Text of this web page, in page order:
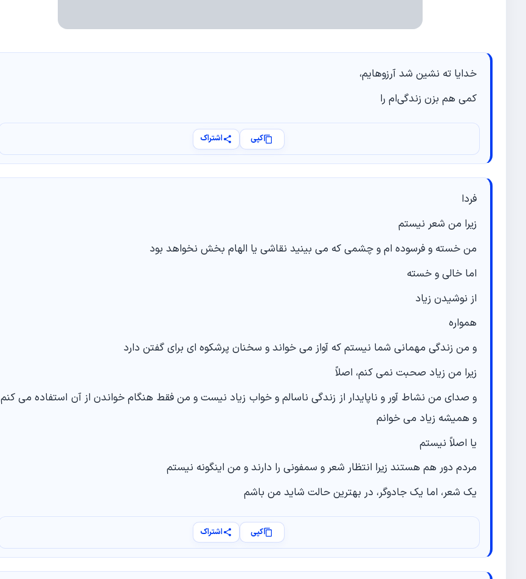
خدایا ته نشین شد آرزوهایم،
کمی هم بزن زندگی‌ام را
کپی اشتراک
فردا
زیرا من شعر نیستم
من خسته و فرسوده ام و چشمی که می بینید نقاشی یا الهام بخش نخواهد بود
اما خالی و خسته
از نوشیدن زیاد
همواره
و من زندگی مهمانی شما نیستم که آواز می خواند و سخنان پرشکوه ای برای گفتن دارد
زیرا من زیاد صحبت نمی کنم، اصلاً
و صدای من نشاط آور و ناپایدار از زندگی ناسالم و خواب زیاد نیست و من فقط هنگام خواندن از آن استفاده می کنم
و همیشه زیاد می خوانم
یا اصلاً نیستم
مردم دور هم هستند زیرا انتظار شعر و سمفونی را دارند و من اینگونه نیستم
یک شعر، اما یک جادوگر، در بهترین حالت شاید من باشم
کپی اشتراک